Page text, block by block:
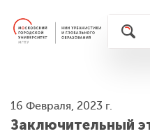
16 Февраля, 2023 г.
Заключительный